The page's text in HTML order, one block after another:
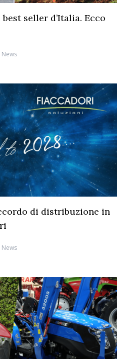
seller d’Italia. Ecco
di distribuzione in